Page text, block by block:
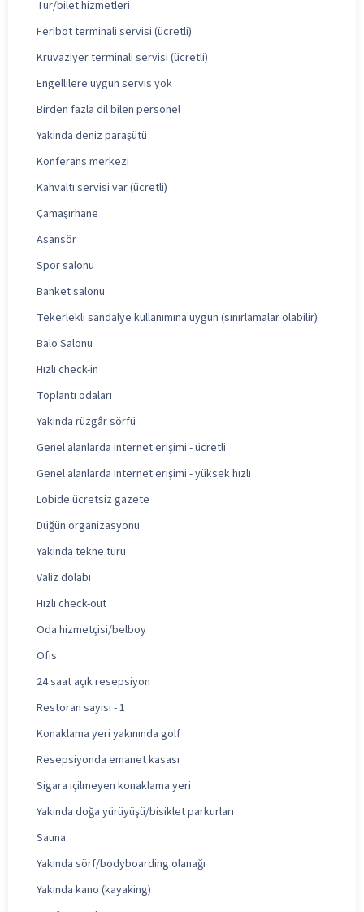
Tur/bilet hizmetleri
Feribot terminali servisi (ücretli)
Kruvaziyer terminali servisi (ücretli)
Engellilere uygun servis yok
Birden fazla dil bilen personel
Yakında deniz paraşütü
Konferans merkezi
Kahvaltı servisi var (ücretli)
Çamaşırhane
Asansör
Spor salonu
Banket salonu
Tekerlekli sandalye kullanımına uygun (sınırlamalar olabilir)
Balo Salonu
Hızlı check-in
Toplantı odaları
Yakında rüzgâr sörfü
Genel alanlarda internet erişimi - ücretli
Genel alanlarda internet erişimi - yüksek hızlı
Lobide ücretsiz gazete
Düğün organizasyonu
Yakında tekne turu
Valiz dolabı
Hızlı check-out
Oda hizmetçisi/belboy
Ofis
24 saat açık resepsiyon
Restoran sayısı - 1
Konaklama yeri yakınında golf
Resepsiyonda emanet kasası
Sigara içilmeyen konaklama yeri
Yakında doğa yürüyüşü/bisiklet parkurları
Sauna
Yakında sörf/bodyboarding olanağı
Yakında kano (kayaking)